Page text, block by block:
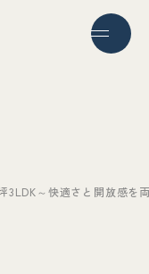
～快適さと開放感を